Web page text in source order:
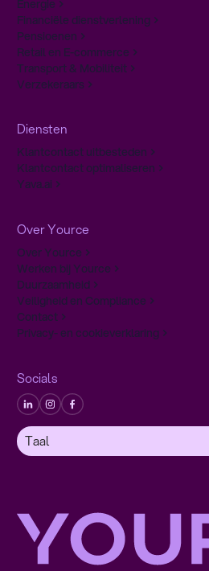
Energie
Financiële dienstverlening
Pensioenen
Retail en E-commerce
Transport & Mobiliteit
Verzekeraars
Diensten
Klantcontact uitbesteden
Klantcontact optimaliseren
Yava.ai
Over Yource
Over Yource
Werken bij Yource
Duurzaamheid
Veiligheid en Compliance
Contact
Privacy- en cookieverklaring
Socials
Taal